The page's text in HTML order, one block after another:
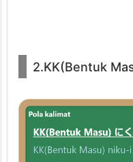
P
o
l
a
2.KK(Bentuk